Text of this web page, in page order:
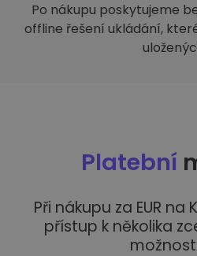
Po nákupu poskytujeme
offline řešení ukládání,
Platební
Při nákupu za EUR
přístup k několika